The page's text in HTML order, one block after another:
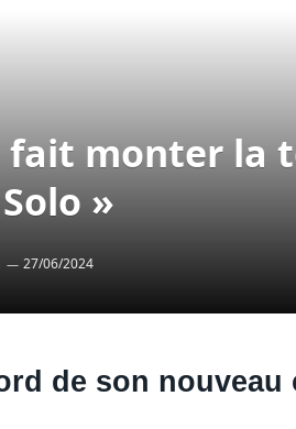
fait monter la
»
27/06/2024
de son nouveau